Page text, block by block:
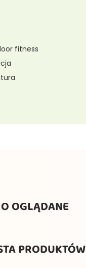
fitness
OGLĄDANE
PRODUKTÓW